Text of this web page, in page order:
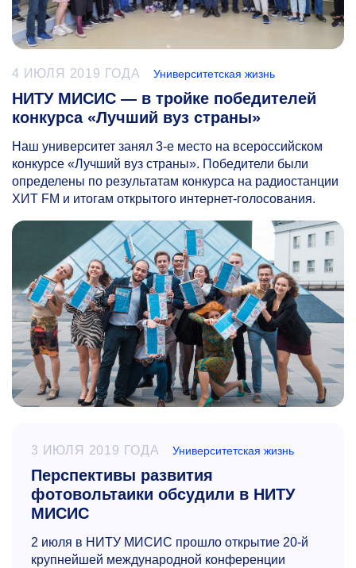
4 ИЮЛЯ 2019 ГОДА Университетская жизнь
НИТУ МИСИС — в тройке победителей
конкурса «Лучший вуз страны»
Наш университет занял 3-е место на всероссийском
конкурсе «Лучший вуз страны». Победители были
определены по результатам конкурса на радиостанции
ХИТ FM и итогам открытого интернет-голосования.
3 ИЮЛЯ 2019 ГОДА Университетская жизнь
Перспективы развития
фотовольтаики обсудили в НИТУ
МИСИС
2 июля в НИТУ МИСИС прошло открытие 20-й
крупнейшей международной конференции